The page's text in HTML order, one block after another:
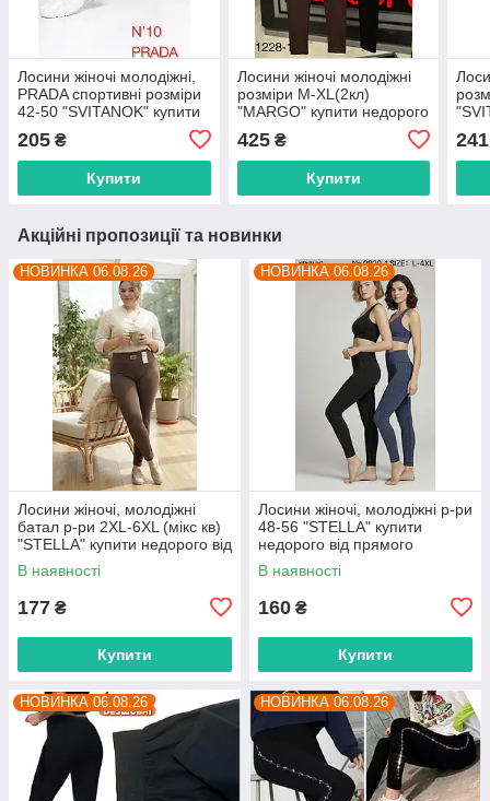
Лосини жіночі молодіжні,
PRADA спортивні розміри
42-50 "SVITANOK" купити
постачальника
205 ₴
Купити
Лосини жіночі молодіжні
розміри M-XL(2кл)
"MARGO" купити недорого
постачальника
425₴
Купити
241
Акційні пропозиції та новинки
НОВИНКА 06.08.26
Лосини жіночі, молодіжні
батал р-ри 2XL-6XL (мікс кв)
"STELLA" купити недорого від
прямого постачальника
В наявності
177 ₴
Купити
НОВИНКА 06.08.26
Лосини жіночі, молодіжні р-ри
48-56 "STELLA" купити
недорого від прямого
постачальника
В наявності
160 ₴
Купити
НОВИНКА 06.08.26 НОВИНКА 06.08.26